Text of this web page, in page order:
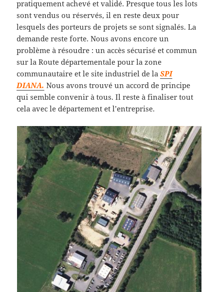
pratiquement achevé et validé. Presque tous les lots
sont vendus ou réservés, il en reste deux pour
lesquels des porteurs de projets se sont signalés. La
demande reste forte. Nous avons encore un
problème à résoudre : un accès sécurisé et commun
sur la Route départementale pour la zone
communautaire et le site industriel de laSPI
DIANA. Nous avons trouvé un accord de principe
qui semble convenir à tous. Il reste à finaliser tout
cela avec le département et l’entreprise.